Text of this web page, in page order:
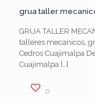
grua taller
GRUA TALLER
talleres mecanicos,
Cedros Cuajimalpa
Cuajimalpa […]
0